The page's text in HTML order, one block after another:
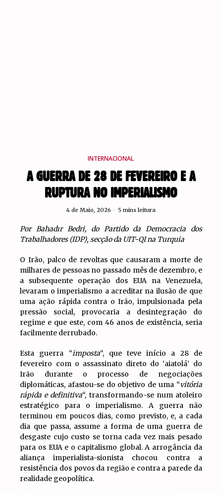
INTERNACIONAL
A GUERRA DE 28 DE FEVEREIRO E A
RUPTURA NO IMPERIALISMO
4 de Maio, 2026 5 mins leitura
Por Bahadır Bedri, do Partido da Democracia dos
Trabalhadores (IDP), secção da UIT-QI na Turquia
O Irão, palco de revoltas que causaram a morte de
milhares de pessoas no passado mês de dezembro, e
a subsequente operação dos EUA na Venezuela,
levaram o imperialismo a acreditar na ilusão de que
uma ação rápida contra o Irão, impulsionada pela
pressão social, provocaria a desintegração do
regime e que este, com 46 anos de existência, seria
facilmente derrubado.
Esta guerra “imposta“, que teve início a 28 de
fevereiro com o assassinato direto do ‘aiatolá’ do
Irão durante o processo de negociações
diplomáticas, afastou-se do objetivo de uma “vitória
rápida e definitiva“, transformando-se num atoleiro
estratégico para o imperialismo. A guerra não
terminou em poucos dias, como previsto, e, a cada
dia que passa, assume a forma de uma guerra de
desgaste cujo custo se torna cada vez mais pesado
para os EUA e o capitalismo global. A arrogância da
aliança imperialista-sionista chocou contra a
resistência dos povos da região e contra a parede da
realidade geopolítica.